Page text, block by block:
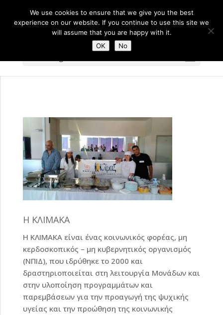
Η ΚΛΙΜΑΚΑ
Η ΚΛΙΜΑΚΑ είναι ένας κοινωνικός φορέας, μη
κερδοσκοπικός – μη κυβερνητικός οργανισμός
(ΝΠΙΔ), που ιδρύθηκε το 2000 και
δραστηριοποιείται στη λειτουργία Μονάδων και
στην υλοποίηση προγραμμάτων και
παρεμβάσεων για την προαγωγή της ψυχικής
υγείας και την προώθηση της κοινωνικής
We use cookies to ensure that we give you the best
experience on our website. If you continue to use this site we
will assume that you are happy with it.
OK
No